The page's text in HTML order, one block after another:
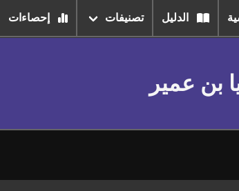
الدليل تصنيفات إحصاءات
بن عمير